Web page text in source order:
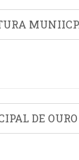
DE OURO